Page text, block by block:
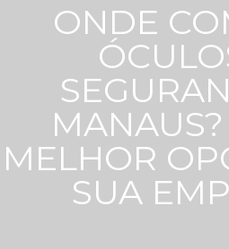
ONDE
MELHOR
SUA